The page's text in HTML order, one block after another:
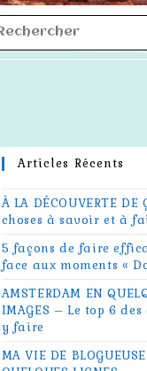
Articles Récents
À LA DÉCOUVERTE DE
choses à savoir et à
5 façons de faire
face aux moments «
AMSTERDAM EN
IMAGES – Le top 6 des
y faire
MA VIE DE